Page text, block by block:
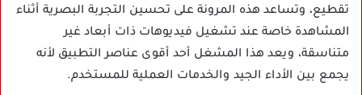
تقطيع، وتساعد هذه المرونة على تحسين التجربة البصرية أثناء
المشاهدة خاصة عند تشغيل فيديوهات ذات أبعاد غير
متناسقة، ويعد هذا المشغل أحد أقوى عناصر التطبيق لأنه
يجمع بين الأداء الجيد والخدمات العملية للمستخدم.